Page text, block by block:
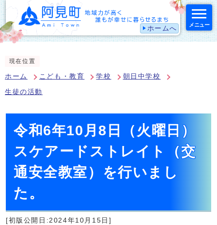
ホームへ メニュー
現在位置
ホーム こども・教育 学校 朝日中学校
生徒の活動
令和6年10月8日（火曜日）
スケアードストレイト（交
通安全教室）を行いまし
た。
[初版公開日:2024年10月15日]